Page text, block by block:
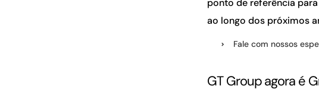
ponto de referência
ao longo dos próximos
Fale com nossos
GT Group agora é